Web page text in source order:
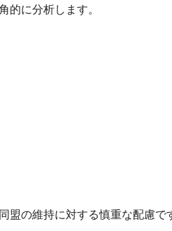
的に分析します。
盟の維持に対する慎重な配慮で